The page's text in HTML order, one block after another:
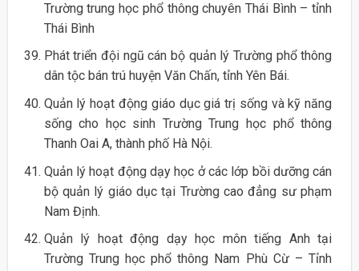
Trường trung học phổ thông chuyên Thái Bình – tỉnh
Thái Bình
Phát triển đội ngũ cán bộ quản lý Trường phổ thông
dân tộc bán trú huyện Văn Chấn, tỉnh Yên Bái.
Quản lý hoạt động giáo dục giá trị sống và kỹ năng
sống cho học sinh Trường Trung học phổ thông
Thanh Oai A, thành phố Hà Nội.
Quản lý hoạt động dạy học ở các lớp bồi dưỡng cán
bộ quản lý giáo dục tại Trường cao đẳng sư phạm
Nam Định.
Quản lý hoạt động dạy học môn tiếng Anh tại
Trường Trung học phổ thông Nam Phù Cừ – Tỉnh